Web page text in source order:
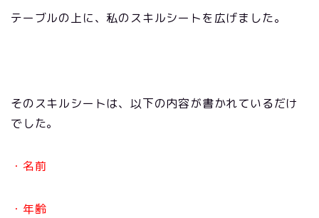
テーブルの上に、私のスキルシートを広げました。
そのスキルシートは、以下の内容が書かれているだけ
でした。
・名前
・年齢